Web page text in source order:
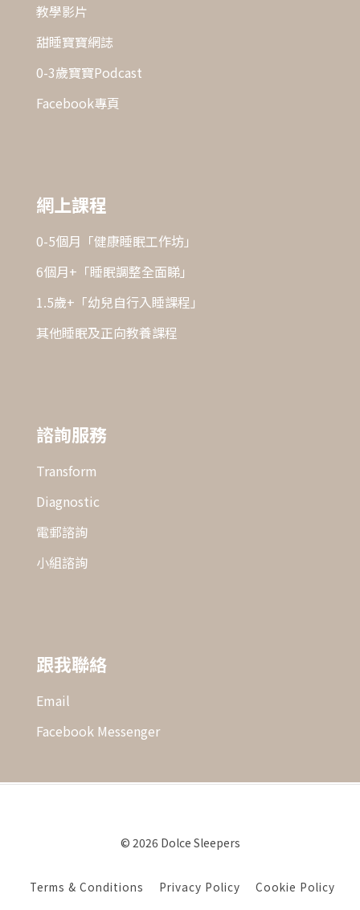
教學影片
甜睡寶寶網誌
0-3歲寶寶Podcast
Facebook專頁
網上課程
0-5個月「健康睡眠工作坊」
6個月+「睡眠調整全面睇」
1.5歲+「幼兒自行入睡課程」
其他睡眠及正向教養課程
諮詢服務
Transform
Diagnostic
電郵諮詢
小組諮詢
跟我聯絡
Email
Facebook Messenger
© 2026 Dolce Sleepers
Terms & Conditions Privacy Policy Cookie Policy